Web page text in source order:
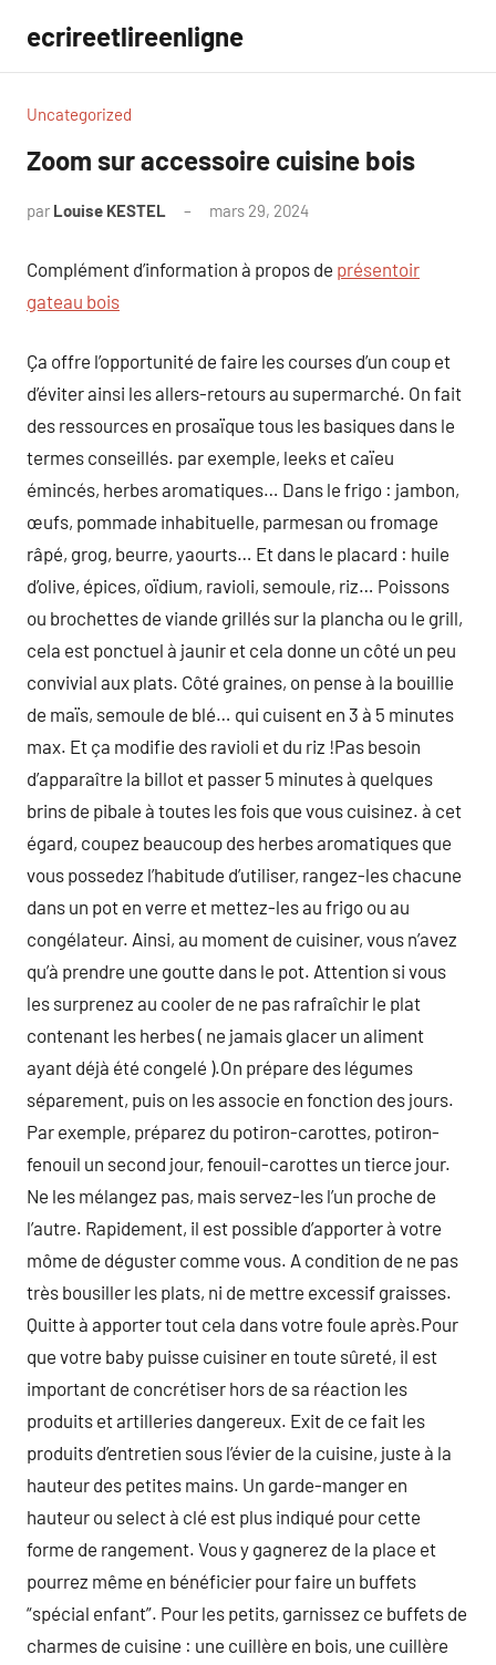
contenu
ecrireetlireenligne
Uncategorized
Zoom sur accessoire cuisine bois
par Louise KESTEL mars 29, 2024
Complément d’information à propos de présentoir
gateau bois
Ça offre l’opportunité de faire les courses d’un coup et
d’éviter ainsi les allers-retours au supermarché. On fait
des ressources en prosaïque tous les basiques dans le
termes conseillés. par exemple, leeks et caïeu
émincés, herbes aromatiques… Dans le frigo : jambon,
œufs, pommade inhabituelle, parmesan ou fromage
râpé, grog, beurre, yaourts… Et dans le placard : huile
d’olive, épices, oïdium, ravioli, semoule, riz… Poissons
ou brochettes de viande grillés sur la plancha ou le grill,
cela est ponctuel à jaunir et cela donne un côté un peu
convivial aux plats. Côté graines, on pense à la bouillie
de maïs, semoule de blé… qui cuisent en 3 à 5 minutes
max. Et ça modifie des ravioli et du riz !Pas besoin
d’apparaître la billot et passer 5 minutes à quelques
brins de pibale à toutes les fois que vous cuisinez. à cet
égard, coupez beaucoup des herbes aromatiques que
vous possedez l’habitude d’utiliser, rangez-les chacune
dans un pot en verre et mettez-les au frigo ou au
congélateur. Ainsi, au moment de cuisiner, vous n’avez
qu’à prendre une goutte dans le pot. Attention si vous
les surprenez au cooler de ne pas rafraîchir le plat
contenant les herbes ( ne jamais glacer un aliment
ayant déjà été congelé ).On prépare des légumes
séparement, puis on les associe en fonction des jours.
Par exemple, préparez du potiron-carottes, potiron-
fenouil un second jour, fenouil-carottes un tierce jour.
Ne les mélangez pas, mais servez-les l’un proche de
l’autre. Rapidement, il est possible d’apporter à votre
môme de déguster comme vous. A condition de ne pas
très bousiller les plats, ni de mettre excessif graisses.
Quitte à apporter tout cela dans votre foule après.Pour
que votre baby puisse cuisiner en toute sûreté, il est
important de concrétiser hors de sa réaction les
produits et artilleries dangereux. Exit de ce fait les
produits d’entretien sous l’évier de la cuisine, juste à la
hauteur des petites mains. Un garde-manger en
hauteur ou select à clé est plus indiqué pour cette
forme de rangement. Vous y gagnerez de la place et
pourrez même en bénéficier pour faire un buffets
“spécial enfant”. Pour les petits, garnissez ce buffets de
charmes de cuisine : une cuillère en bois, une cuillère